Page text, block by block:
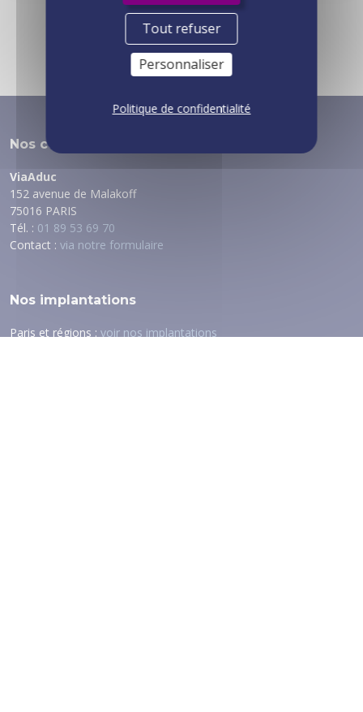
1
Nos coordonnées
ViaAduc
152 avenue de Malakoff
75016 PARIS
Tél. : 01 89 53 69 70
Contact : via notre formulaire
Nos implantations
Paris et régions : voir nos implantations
Tout refuser
Personnaliser
Politique de confidentialité